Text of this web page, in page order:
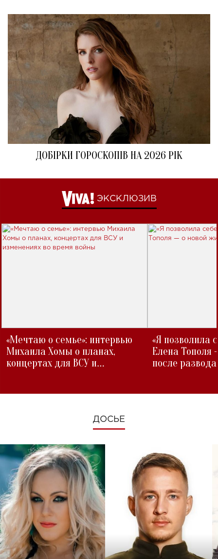
ДОБІРКИ ГОРОСКОПІВ НА 2026 РІК
ЭКСКЛЮЗИВ
«Мечтаю о семье»: интервью
Михаила Хомы о планах,
концертах для ВСУ и
«Я позволила
Елена Тополя
после развода
ДОСЬЕ